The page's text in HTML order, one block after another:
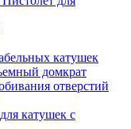
катушек
домкрат
отверстий
катушек с